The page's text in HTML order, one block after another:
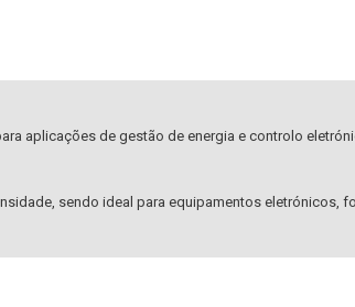
aplicações de gestão de energia e controlo
sendo ideal para equipamentos eletrónicos,